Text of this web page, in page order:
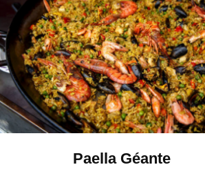
Paella Géante